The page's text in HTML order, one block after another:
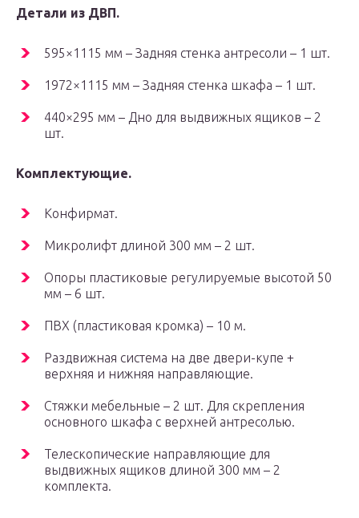
Детали из ДВП.
595×1115 мм – Задняя стенка антресоли – 1 шт.
1972×1115 мм – Задняя стенка шкафа – 1 шт.
440×295 мм – Дно для выдвижных ящиков – 2
шт.
Комплектующие.
Конфирмат.
Микролифт длиной 300 мм – 2 шт.
Опоры пластиковые регулируемые высотой 50
мм – 6 шт.
ПВХ (пластиковая кромка) – 10 м.
Раздвижная система на две двери-купе +
верхняя и нижняя направляющие.
Стяжки мебельные – 2 шт. Для скрепления
основного шкафа с верхней антресолью.
Телескопические направляющие для
выдвижных ящиков длиной 300 мм – 2
комплекта.